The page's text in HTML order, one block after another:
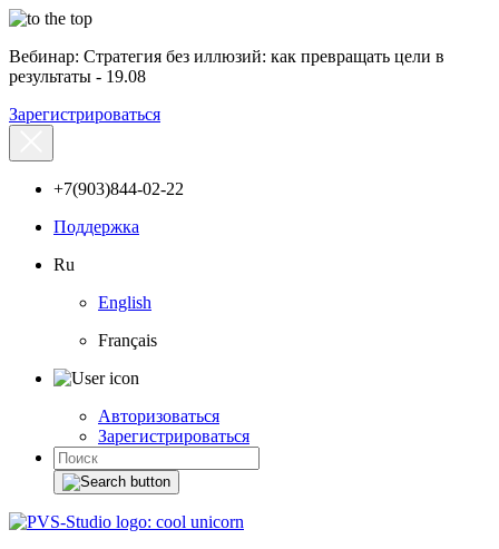
Вебинар: Стратегия без иллюзий: как превращать цели в
результаты - 19.08
Зарегистрироваться
+7(903)844-02-22
Поддержка
Ru
English
Français
Авторизоваться
Зарегистрироваться